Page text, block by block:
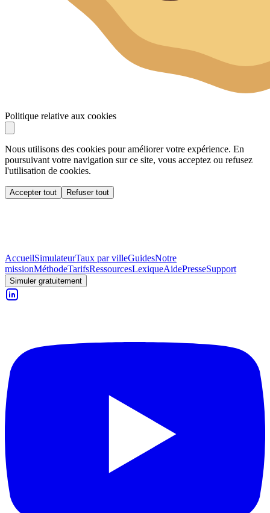
Politique relative aux cookies
Nous utilisons des cookies pour améliorer votre expérience. En
poursuivant votre navigation sur ce site, vous acceptez ou refusez
l'utilisation de cookies.
Accepter tout Refuser tout
AccueilSimulateurTaux par villeGuidesNotre
missionMéthodeTarifsRessourcesLexiqueAidePresseSupport
Simuler gratuitement